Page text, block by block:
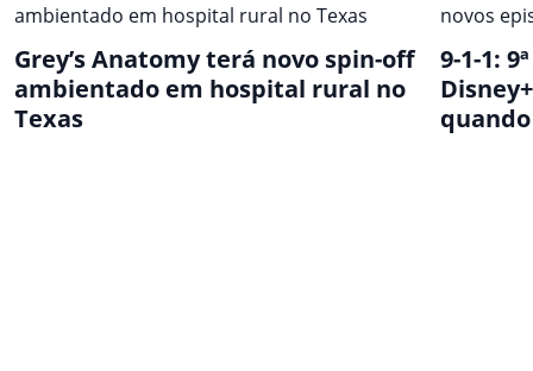
Grey’s Anatomy terá novo spin-off
ambientado em hospital rural no
Texas
9-1-1:
quando